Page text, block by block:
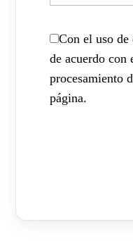
Con el uso de
de acuerdo con
procesamiento
página.